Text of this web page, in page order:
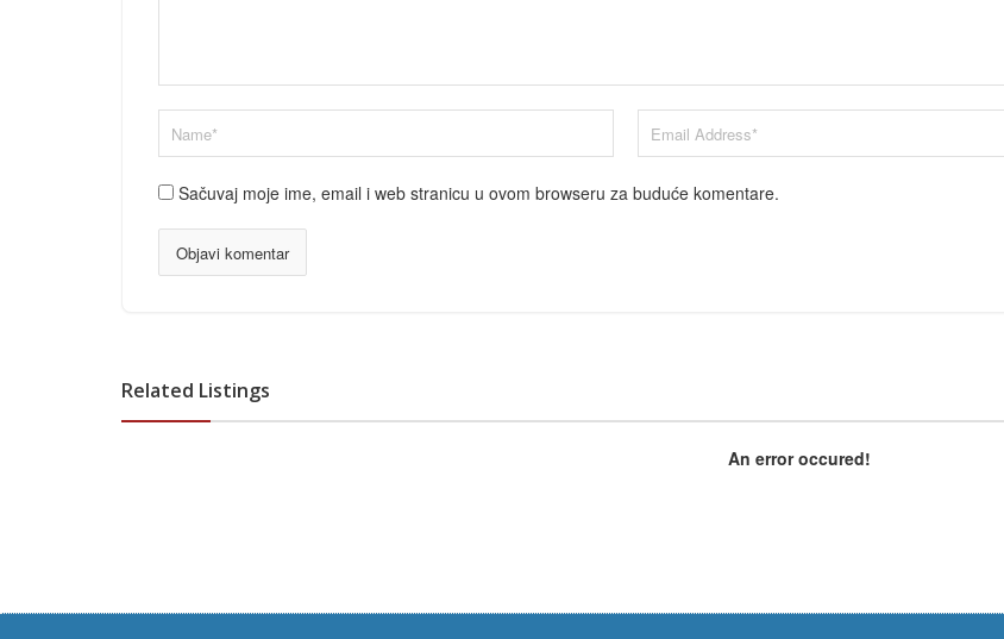
Sačuvaj moje ime, email i web stranicu u ovom browseru za buduće komentare.
Related Listings
An error occured!